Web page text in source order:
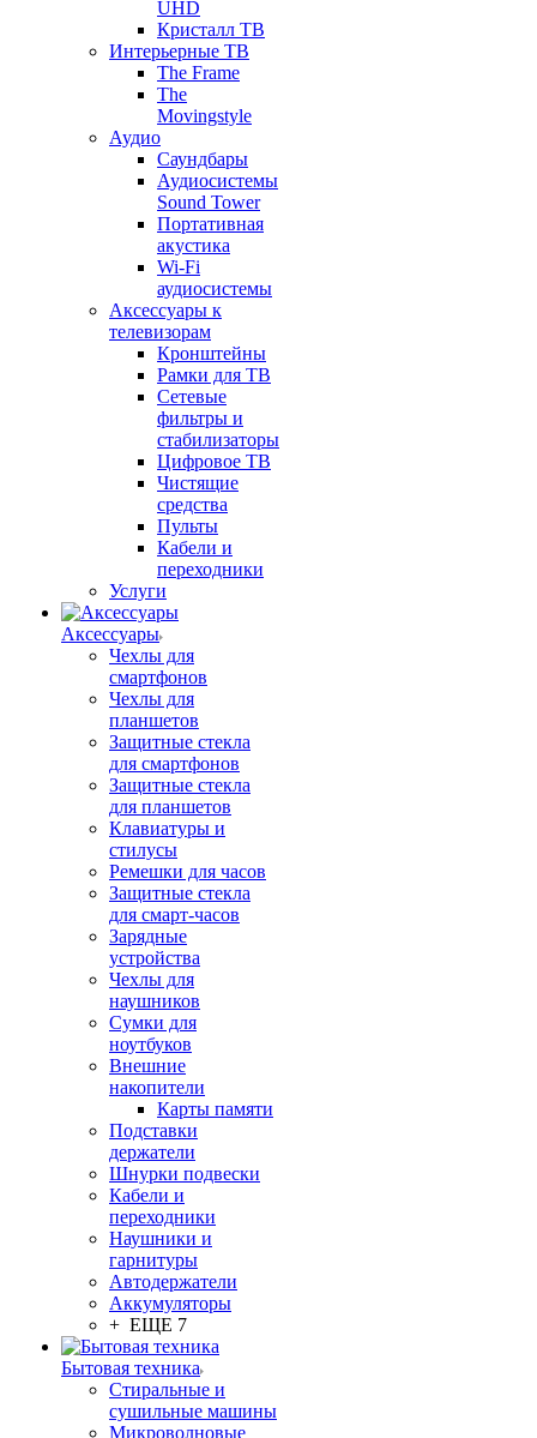
UHD
Кристалл ТВ
Интерьерные ТВ
The Frame
The
Movingstyle
Аудио
Саундбары
Аудиосистемы
Sound Tower
Портативная
акустика
Wi-Fi
аудиосистемы
Аксессуары к
телевизорам
Кронштейны
Рамки для ТВ
Сетевые
фильтры и
стабилизаторы
Цифровое ТВ
Чистящие
средства
Пульты
Кабели и
переходники
Услуги
Аксессуары
Чехлы для
смартфонов
Чехлы для
планшетов
Защитные стекла
для смартфонов
Защитные стекла
для планшетов
Клавиатуры и
стилусы
Ремешки для часов
Защитные стекла
для смарт-часов
Зарядные
устройства
Чехлы для
наушников
Сумки для
ноутбуков
Внешние
накопители
Карты памяти
Подставки
держатели
Шнурки подвески
Кабели и
переходники
Наушники и
гарнитуры
Автодержатели
Аккумуляторы
+ ЕЩЕ 7
Бытовая техника
Стиральные и
сушильные машины
Микроволновые